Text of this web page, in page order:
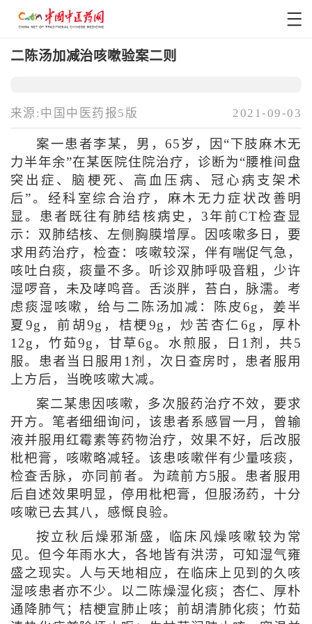
二陈汤加减治咳嗽验案二则
来源:中国中医药报5版 2021-09-03
案一患者李某，男，65岁，因“下肢麻木无
力半年余”在某医院住院治疗，诊断为“腰椎间盘
突出症、脑梗死、高血压病、冠心病支架术
后”。经科室综合治疗，麻木无力症状改善明
显。患者既往有肺结核病史，3年前CT检查显
示：双肺结核、左侧胸膜增厚。因咳嗽多日，要
求用药治疗，检查：咳嗽较深，伴有喘促气急，
咳吐白痰，痰量不多。听诊双肺呼吸音粗，少许
湿啰音，未及哮鸣音。舌淡胖，苔白，脉濡。考
虑痰湿咳嗽，给与二陈汤加减：陈皮6g，姜半
夏9g，前胡9g，桔梗9g，炒苦杏仁6g，厚朴
12g，竹茹9g，甘草6g。水煎服，日1剂，共5
服。患者当日服用1剂，次日查房时，患者服用
上方后，当晚咳嗽大减。
案二某患因咳嗽，多次服药治疗不效，要求
开方。笔者细细询问，该患者系感冒一月，曾输
液并服用红霉素等药物治疗，效果不好，后改服
枇杷膏，咳嗽略减轻。该患咳嗽伴有少量咳痰，
检查舌脉，亦同前者。为疏前方5服。患者服用
后自述效果明显，停用枇杷膏，但服汤药，十分
咳嗽已去其八，感慨良验。
按立秋后燥邪渐盛，临床风燥咳嗽较为常
见。但今年雨水大，各地皆有洪涝，可知湿气雍
盛之现实。人与天地相应，在临床上见到的久咳
湿咳患者亦不少。以二陈燥湿化痰；杏仁、厚朴
通降肺气；桔梗宣肺止咳；前胡清肺化痰；竹茹